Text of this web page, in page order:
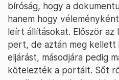
bíróság, hogy a
hanem hogy
leírt állításokat. Először
pert, de aztán meg kellett
eljárást, másodjára pedig
kötelezték a portált. Sőt